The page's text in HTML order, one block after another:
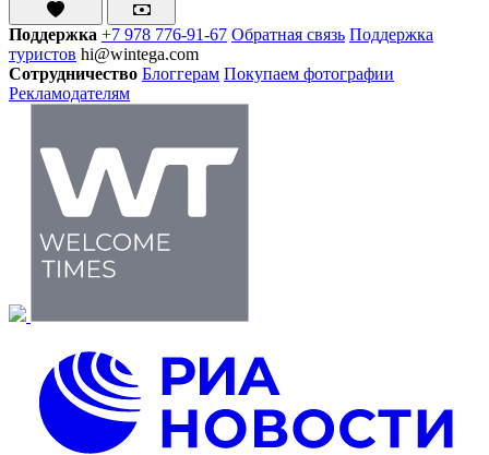
Поддержка +7 978 776-91-67 Обратная связь Поддержка
туристов hi@wintega.com
Сотрудничество Блоггерам Покупаем фотографии
Рекламодателям